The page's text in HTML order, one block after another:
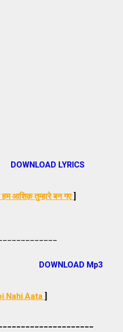
LYRICS
हम आशिक़ तुम्हारे बन गए ]
DOWNLOAD Mp3
Nahi Aata ]